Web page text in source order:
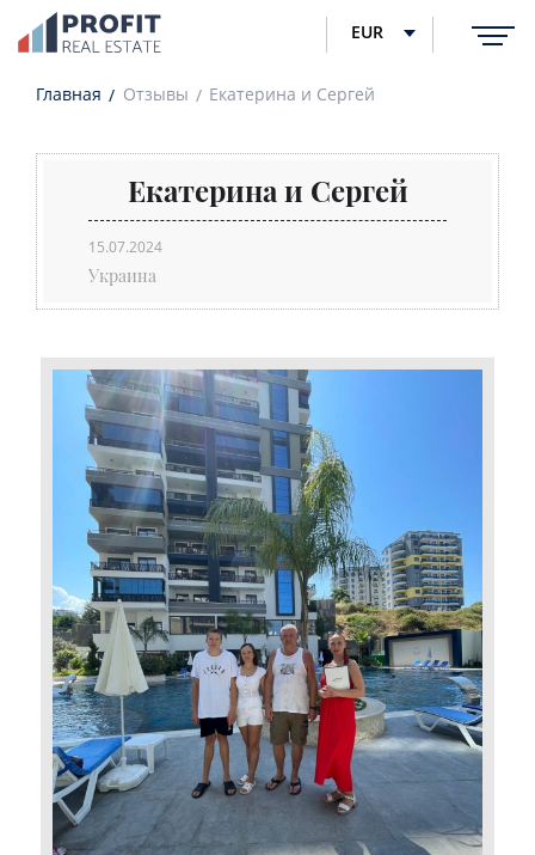
EUR
Главная Отзывы Екатерина и Сергей
Екатерина и Сергей
15.07.2024
Украина